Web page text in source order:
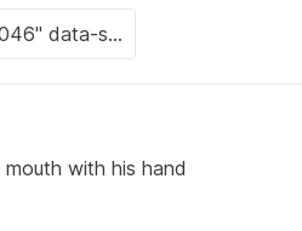
mouth with his hand